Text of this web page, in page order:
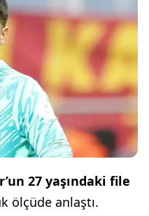
27 yaşındaki file
ölçüde anlaştı.